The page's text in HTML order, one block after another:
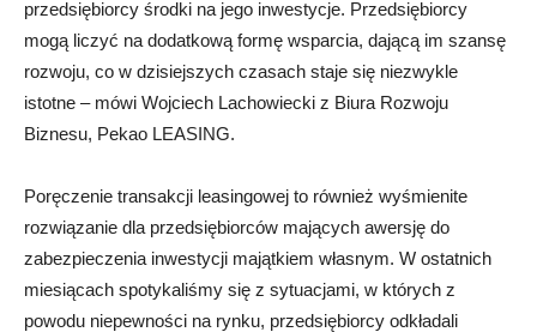
przedsiębiorcy środki na jego inwestycje. Przedsiębiorcy
mogą liczyć na dodatkową formę wsparcia, dającą im szansę
rozwoju, co w dzisiejszych czasach staje się niezwykle
istotne – mówi Wojciech Lachowiecki z Biura Rozwoju
Biznesu, Pekao LEASING.
Poręczenie transakcji leasingowej to również wyśmienite
rozwiązanie dla przedsiębiorców mających awersję do
zabezpieczenia inwestycji majątkiem własnym. W ostatnich
miesiącach spotykaliśmy się z sytuacjami, w których z
powodu niepewności na rynku, przedsiębiorcy odkładali